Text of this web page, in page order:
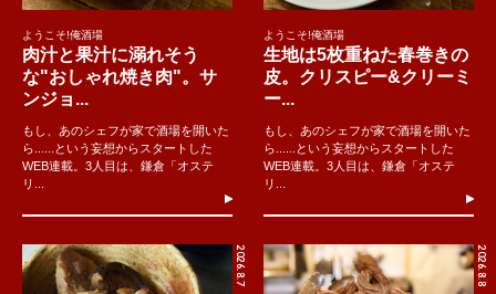
ようこそ!俺酒場
肉汁と果汁に溺れそう
な"おしゃれ焼き肉"。サ
ンジョ...
もし、あのシェフが家で酒場を開いた
ら......という妄想からスタートした
WEB連載。3人目は、鎌倉「オステ
リ...
ようこそ!俺酒場
生地は5枚重ねた春巻きの
皮。クリスピー&クリーミ
ー...
もし、あのシェフが家で酒場を開いた
ら......という妄想からスタートした
WEB連載。3人目は、鎌倉「オステ
リ...
2026.8.7 2026.8.8